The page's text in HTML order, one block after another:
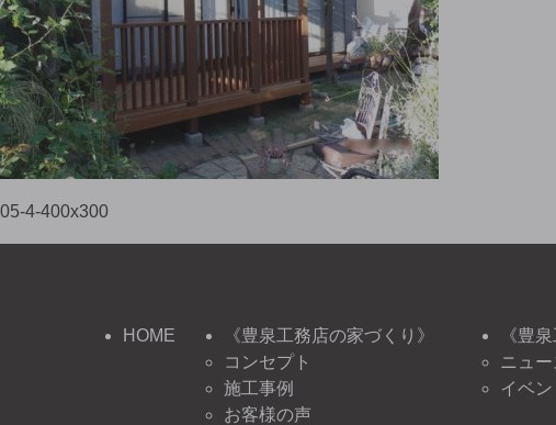
05-4-400x300
HOME
《豊泉工務店の家づくり》
コンセプト
施工事例
お客様の声
《豊
ニュ
イベ